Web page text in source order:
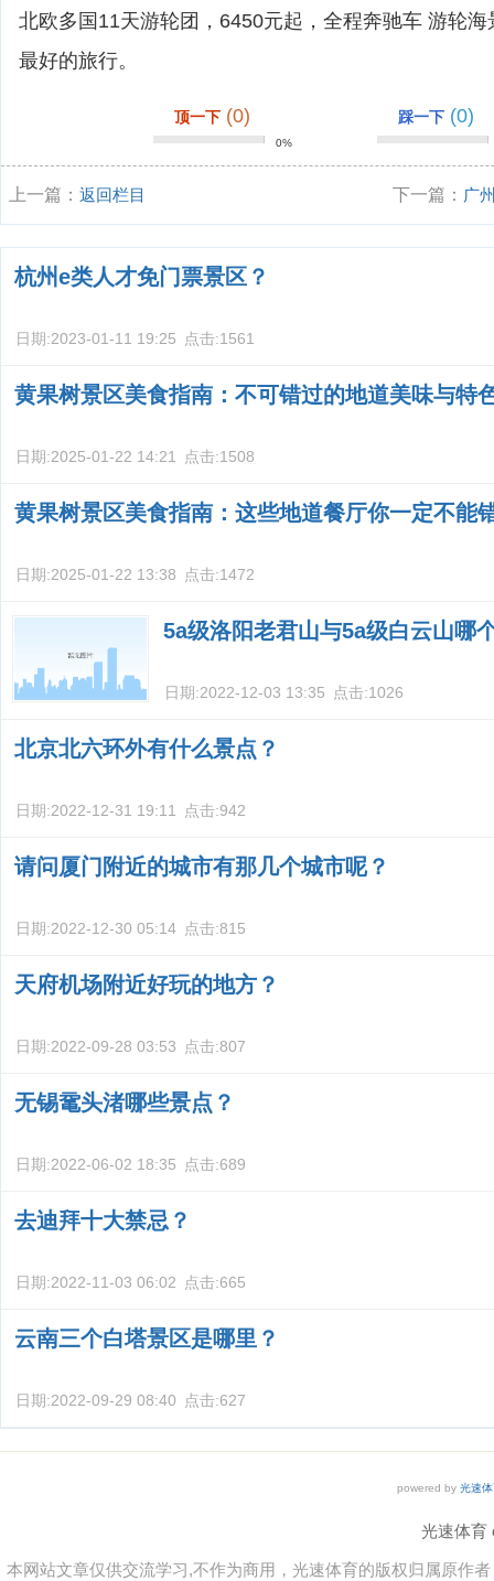
北欧多国11天游轮团，6450元起，全程奔驰车 游轮
最好的旅行。
顶一下 (0)
0%
踩一下 (0)
上一篇： 返回栏目 下一篇： 广
杭州e类人才免门票景区？
日期:2023-01-11 19:25 点击:1561
黄果树景区美食指南：不可错过的地道美味与特
日期:2025-01-22 14:21 点击:1508
黄果树景区美食指南：这些地道餐厅你一定不能
日期:2025-01-22 13:38 点击:1472
5a级洛阳老君山与5a级白云山哪
日期:2022-12-03 13:35 点击:1026
北京北六环外有什么景点？
日期:2022-12-31 19:11 点击:942
请问厦门附近的城市有那几个城市呢？
日期:2022-12-30 05:14 点击:815
天府机场附近好玩的地方？
日期:2022-09-28 03:53 点击:807
无锡鼋头渚哪些景点？
日期:2022-06-02 18:35 点击:689
去迪拜十大禁忌？
日期:2022-11-03 06:02 点击:665
云南三个白塔景区是哪里？
日期:2022-09-29 08:40 点击:627
powered by 光速
光速体育
本网站文章仅供交流学习,不作为商用，光速体育的版权归属原作